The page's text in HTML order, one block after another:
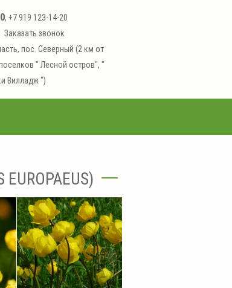
, +7 919 123-14-20
Заказать звонок
пос. Северный (2 км от
" Лесной остров", "
Вилладж ")